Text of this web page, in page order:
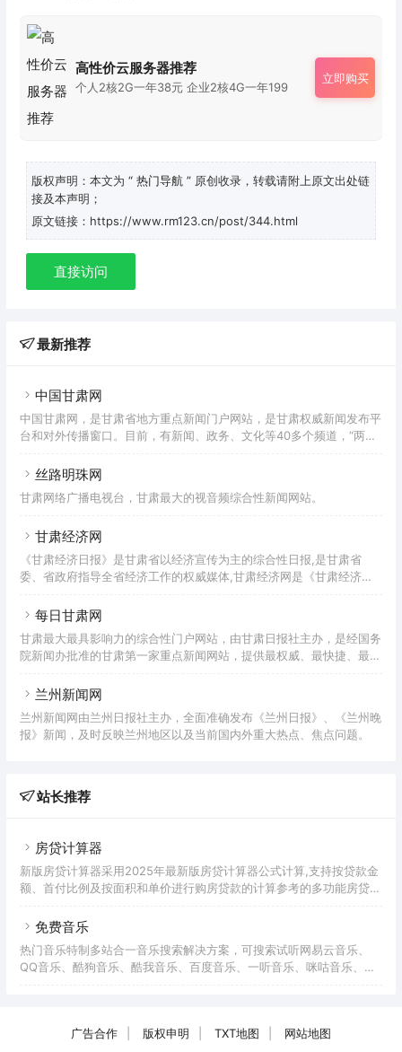
高性价云服务器推荐
个人2核2G一年38元 企业2核4G一年199
立即购买
版权声明：本文为 “ 热门导航 ” 原创收录，转载请附上原文出处链
接及本声明；
原文链接：https://www.rm123.cn/post/344.html
直接访问
最新推荐
中国甘肃网
中国甘肃网，是甘肃省地方重点新闻门户网站，是甘肃权威新闻发布平
台和对外传播窗口。目前，有新闻、政务、文化等40多个频道，“两微
新闻资讯、舆情监测、电商培训、纪录片拍摄、网络直播、VR航拍、
丝路明珠网
甘肃网络广播电视台，甘肃最大的视音频综合性新闻网站。
甘肃经济网
《甘肃经济日报》是甘肃省以经济宣传为主的综合性日报,是甘肃省
委、省政府指导全省经济工作的权威媒体,甘肃经济网是《甘肃经济日
每日甘肃网
甘肃最大最具影响力的综合性门户网站，由甘肃日报社主办，是经国务
院新闻办批准的甘肃第一家重点新闻网站，提供最权威、最快捷、最全
报省内各市州党报等丰富的新闻资源，立足甘肃、面向全国，以最全最
肃、宣传甘肃，另开设论坛、社区、博客等自由互动交流空间。
兰州新闻网
兰州新闻网由兰州日报社主办，全面准确发布《兰州日报》、《兰州晚
报》新闻，及时反映兰州地区以及当前国内外重大热点、焦点问题。
站长推荐
房贷计算器
新版房贷计算器采用2025年最新版房贷计算器公式计算,支持按贷款金
额、首付比例及按面积和单价进行购房贷款的计算参考的多功能房贷计
贷款利率、首付、月供明细等提供计算参考。
免费音乐
热门音乐特制多站合一音乐搜索解决方案，可搜索试听网易云音乐、
QQ音乐、酷狗音乐、酷我音乐、百度音乐、一听音乐、咪咕音乐、荔
广告合作 版权申明 TXT地图
网站地图